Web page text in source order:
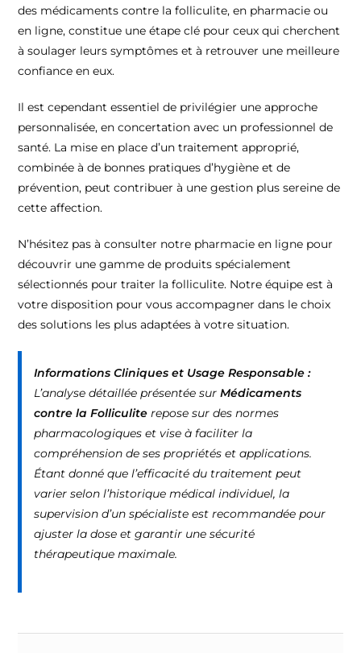
des médicaments contre la folliculite, en pharmacie ou
en ligne, constitue une étape clé pour ceux qui cherchent
à soulager leurs symptômes et à retrouver une meilleure
confiance en eux.
Il est cependant essentiel de privilégier une approche
personnalisée, en concertation avec un professionnel de
santé. La mise en place d’un traitement approprié,
combinée à de bonnes pratiques d’hygiène et de
prévention, peut contribuer à une gestion plus sereine de
cette affection.
N’hésitez pas à consulter notre pharmacie en ligne pour
découvrir une gamme de produits spécialement
sélectionnés pour traiter la folliculite. Notre équipe est à
votre disposition pour vous accompagner dans le choix
des solutions les plus adaptées à votre situation.
Informations Cliniques et Usage Responsable :
L’analyse détaillée présentée surMédicaments
contre la Folliculite repose sur des normes
pharmacologiques et vise à faciliter la
compréhension de ses propriétés et applications.
Étant donné que l’efficacité du traitement peut
varier selon l’historique médical individuel, la
supervision d’un spécialiste est recommandée pour
ajuster la dose et garantir une sécurité
thérapeutique maximale.